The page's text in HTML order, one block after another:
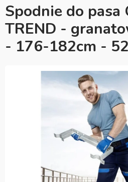
Spodnie do pasa
TREND -
- 176-182cm - 52